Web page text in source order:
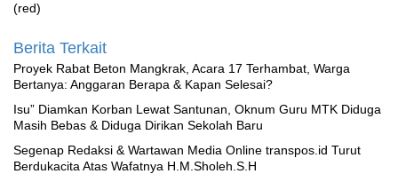
(red)
Berita Terkait
Proyek Rabat Beton Mangkrak, Acara 17 Terhambat, Warga
Bertanya: Anggaran Berapa & Kapan Selesai?
‎Isu” Diamkan Korban Lewat Santunan, Oknum Guru MTK Diduga
Masih Bebas & Diduga Dirikan Sekolah Baru
Segenap Redaksi & Wartawan Media Online transpos.id Turut
Berdukacita Atas Wafatnya H.M.Sholeh.S.H